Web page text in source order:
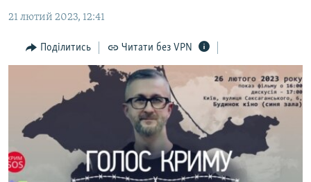
основної
Перейти
до
БЛОГИ
ПОГЛЯД
ВСЕ ЗА ДЕНЬ
СПЕЦПРОЕКТИ
ДЕПОРТАЦІЯ
ВІДЕОУРОКИ «ELIFBE»
ЯК ОБІЙТИ БЛОКУВАННЯ
21 лютий 2023, 12:41
Поділитись Читати без VPN